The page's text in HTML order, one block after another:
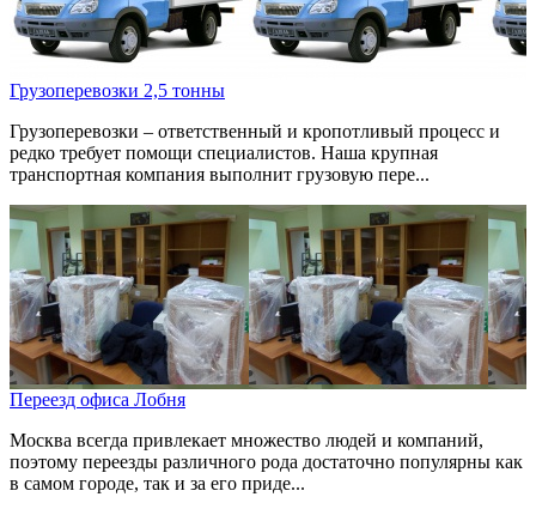
Грузоперевозки 2,5 тонны
Грузоперевозки – ответственный и кропотливый процесс и
редко требует помощи специалистов. Наша крупная
транспортная компания выполнит грузовую пере...
Переезд офиса Лобня
Москва всегда привлекает множество людей и компаний,
поэтому переезды различного рода достаточно популярны как
в самом городе, так и за его приде...